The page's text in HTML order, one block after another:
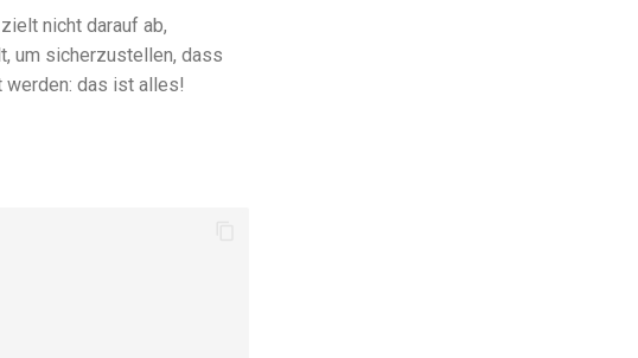
nicht darauf ab,
um sicherzustellen, dass
werden: das ist alles!